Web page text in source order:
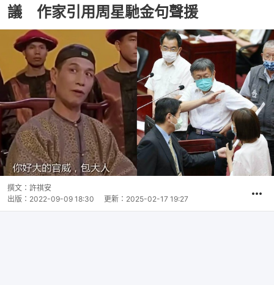
議 作家引用周星馳金句聲援
撰文： 許祺安
出版： 2022-09-09 18:30 更新： 2025-02-17 19:27